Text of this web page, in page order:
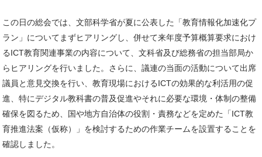
この日の総会では、文部科学省が夏に公表した「教育情報化加速化プ
ラン」についてまずヒアリングし、併せて来年度予算概算要求におけ
るICT教育関連事業の内容について、文科省及び総務省の担当部局か
らヒアリングを行いました。さらに、議連の当面の活動について出席
議員と意見交換を行い、教育現場におけるICTの効果的な利活用の促
進、特にデジタル教科書の普及促進やそれに必要な環境・体制の整備
確保を図るため、国や地方自治体の役割・責務などを定めた「ICT教
育推進法案（仮称）」を検討するための作業チームを設置することを
確認しました。